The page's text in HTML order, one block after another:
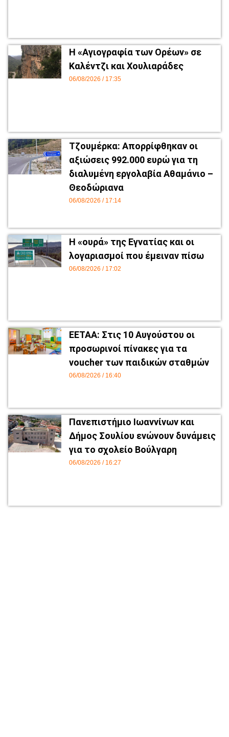
Η «Αγιογραφία των Ορέων» σε
Καλέντζι και Χουλιαράδες
06/08/2026 17:35
Τζουμέρκα: Απορρίφθηκαν οι
αξιώσεις 992.000 ευρώ για τη
διαλυμένη εργολαβία Αθαμάνιο –
Θεοδώριανα
06/08/2026 17:14
Η «ουρά» της Εγνατίας και οι
λογαριασμοί που έμειναν πίσω
06/08/2026 17:02
ΕΕΤΑΑ: Στις 10 Αυγούστου οι
προσωρινοί πίνακες για τα
voucher των παιδικών σταθμών
06/08/2026 16:40
Πανεπιστήμιο Ιωαννίνων και
Δήμος Σουλίου ενώνουν δυνάμεις
για το σχολείο Βούλγαρη
06/08/2026 16:27